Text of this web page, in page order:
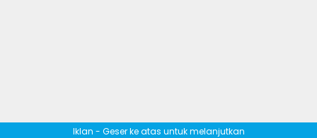
Iklan - Geser ke atas untuk melanjutkan